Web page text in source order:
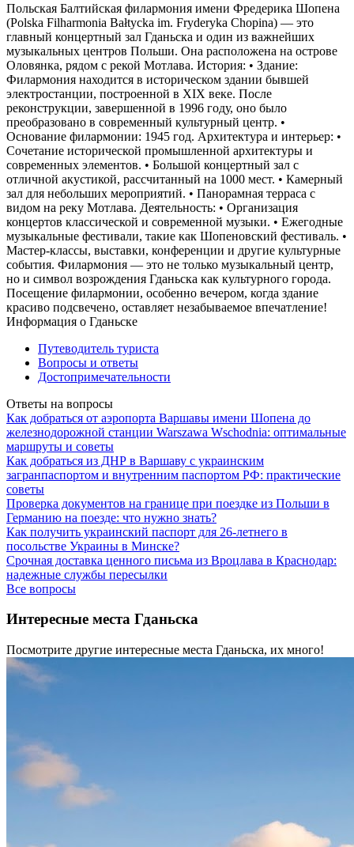
Польская Балтийская филармония имени Фредерика Шопена
(Polska Filharmonia Bałtycka im. Fryderyka Chopina) — это
главный концертный зал Гданьска и один из важнейших
музыкальных центров Польши. Она расположена на острове
Оловянка, рядом с рекой Мотлава. История: • Здание:
Филармония находится в историческом здании бывшей
электростанции, построенной в XIX веке. После
реконструкции, завершенной в 1996 году, оно было
преобразовано в современный культурный центр. •
Основание филармонии: 1945 год. Архитектура и интерьер: •
Сочетание исторической промышленной архитектуры и
современных элементов. • Большой концертный зал с
отличной акустикой, рассчитанный на 1000 мест. • Камерный
зал для небольших мероприятий. • Панорамная терраса с
видом на реку Мотлава. Деятельность: • Организация
концертов классической и современной музыки. • Ежегодные
музыкальные фестивали, такие как Шопеновский фестиваль. •
Мастер-классы, выставки, конференции и другие культурные
события. Филармония — это не только музыкальный центр,
но и символ возрождения Гданьска как культурного города.
Посещение филармонии, особенно вечером, когда здание
красиво подсвечено, оставляет незабываемое впечатление!
Информация о Гданьске
Путеводитель туриста
Вопросы и ответы
Достопримечательности
Ответы на вопросы
Как добраться от аэропорта Варшавы имени Шопена до
железнодорожной станции Warszawa Wschodnia: оптимальные
маршруты и советы
Как добраться из ДНР в Варшаву с украинским
загранпаспортом и внутренним паспортом РФ: практические
советы
Проверка документов на границе при поездке из Польши в
Германию на поезде: что нужно знать?
Как получить украинский паспорт для 26-летнего в
посольстве Украины в Минске?
Срочная доставка ценного письма из Вроцлава в Краснодар:
надежные службы пересылки
Все вопросы
Интересные места Гданьска
Посмотрите другие интересные места Гданьска, их много!